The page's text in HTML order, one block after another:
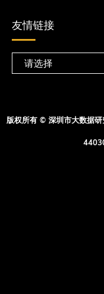
友情链接
版权所有 © 深圳市大数据研